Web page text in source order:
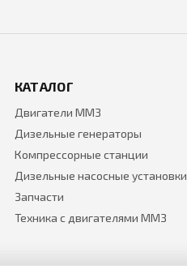
КАТАЛОГ
Двигатели ММЗ
Дизельные генераторы
Компрессорные станции
Дизельные насосные установки
Запчасти
Техника с двигателями ММЗ